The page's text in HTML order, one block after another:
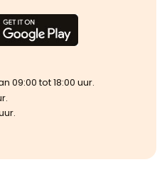
09:00 tot 18:00 uur.